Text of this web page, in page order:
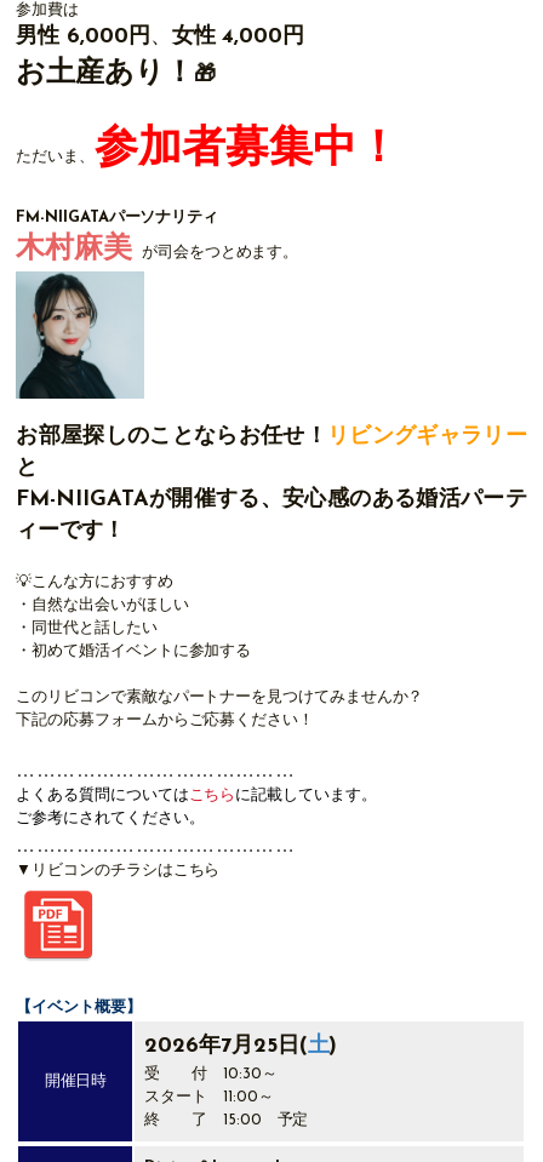
参加費は
男性 6,000円、女性 4,000円
お土産あり！ 🎁
ただいま、 参加者募集中！
FM-NIIGATAパーソナリティ
木村麻美 が司会をつとめます。
お部屋探しのことならお任せ！ リビングギャラリー
と
FM-NIIGATAが開催する、安心感のある婚活パーテ
ィーです！
💡こんな方におすすめ
・自然な出会いがほしい
・同世代と話したい
・初めて婚活イベントに参加する
このリビ コンで素敵なパートナーを見つけてみませんか？
下記の応募フォームからご応募ください！
……………………………………
よくある質問についてはこちら に記載しています。
ご参考にされてください。
……………………………………
▼リビコンのチラシはこちら
【イベント概要】
開催日時
2026年7月25日 (土)
受 付 10:30～
スタート 11:00～
終 了 15:00 予定